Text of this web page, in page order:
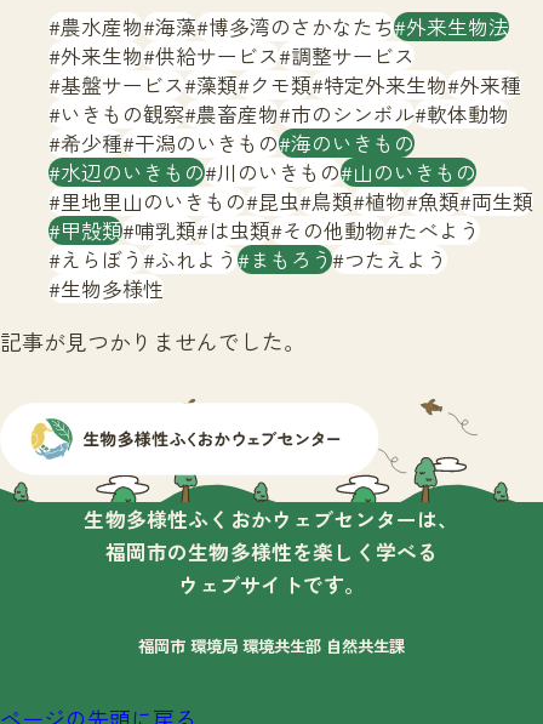
文字サイズ 小 中 大
生物多様性ふくおかウェブセンターとは
サイトマップ
農水産物 海藻 博多湾のさかなたち 外来生物法
外来生物 供給サービス 調整サービス
基盤サービス 藻類 クモ類 特定外来生物 外来種
いきもの観察 農畜産物 市のシンボル 軟体動物
希少種 干潟のいきもの 海のいきもの
水辺のいきもの 川のいきもの 山のいきもの
里地里山のいきもの 昆虫 鳥類 植物 魚類 両生類
甲殻類 哺乳類 は虫類 その他動物 たべよう
えらぼう ふれよう まもろう つたえよう
生物多様性
記事が見つかりませんでした。
生物多様性ふくおかウェブセンターは、
福岡市の生物多様性を楽しく学べる
ウェブサイトです。
福岡市 環境局 環境共生部 自然共生課